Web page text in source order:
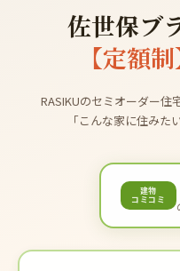
佐世保ブ
【定額
RASIKUのセミオーダー住
「こんな家に住みた
建物
コミコミ